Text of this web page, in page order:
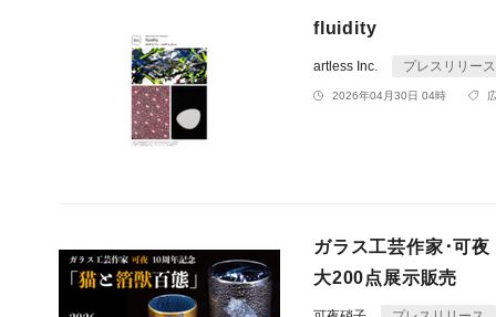
fluidity
artless Inc. プレスリリース
2026年04月30日 04時
ガラス工芸作家･可
大200点展示販売